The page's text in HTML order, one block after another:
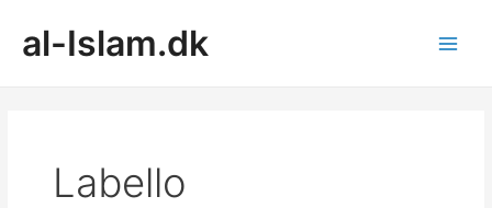
indholdet
al-Islam.dk
Labello